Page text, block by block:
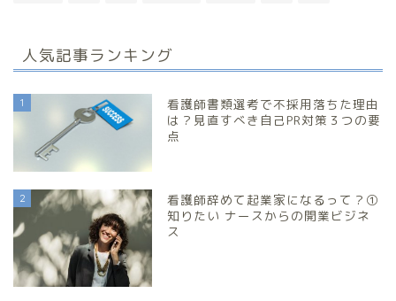
人気記事ランキング
1
看護師書類選考で不採用落ちた理由
は？見直すべき自己PR対策３つの要
点
2
看護師辞めて起業家になるって？①
知りたい ナースからの開業ビジネ
ス